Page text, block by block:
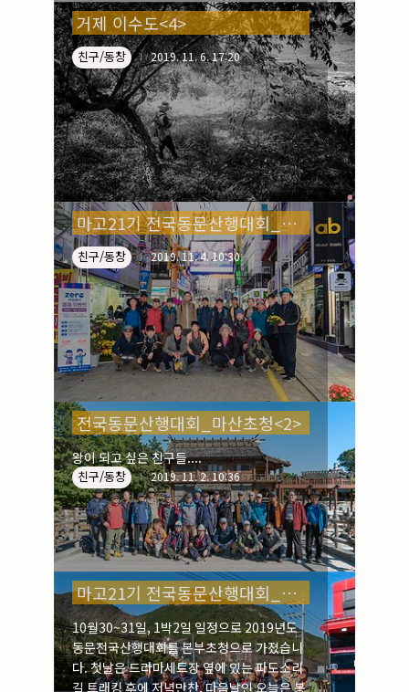
되기도 한다. 위 사진들은 2009년, 딱 10년 전
의 송년회 사진들이다. 당시만 해도 예산이 넉
넉했던지 부부동반인 게 지금과 다르다.
거제 이수도<4>
친구/동창 2019. 11. 6. 17:20
마고21기 전국동문산행대회_마산초청<3>
친구/동창 2019. 11. 4. 10:30
전국동문산행대회_마산초청<2>
왕이 되고 싶은 친구들....
친구/동창 2019. 11. 2. 10:36
마고21기 전국동문산행대회_마산초청
10월30~31일, 1박2일 일정으로 2019년도
동문전국산행대회를 본부초청으로 가졌습니
다. 첫날은 드라마세트장 옆에 있는 파도소리
길 트래킹 후에 저녁만찬, 다음날인 오늘은 봉